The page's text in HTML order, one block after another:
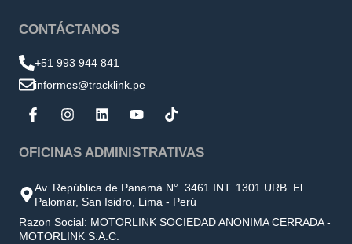
CONTÁCTANOS
+51 993 944 841
informes@tracklink.pe
OFICINAS ADMINISTRATIVAS
Av. República de Panamá N°. 3461 INT. 1301 URB. El
Palomar, San Isidro, Lima - Perú
Razon Social: MOTORLINK SOCIEDAD ANONIMA CERRADA -
MOTORLINK S.A.C.